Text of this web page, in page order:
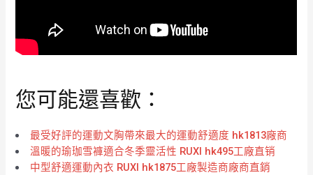
您可能還喜歡：
最受好評的運動文胸帶來最大的運動舒適度 hk1813廠商
溫暖的瑜珈雪褲適合冬季靈活性 RUXI hk495工廠直销
中型舒適運動內衣 RUXI hk1875工廠製造商廠商直銷